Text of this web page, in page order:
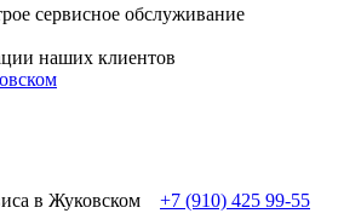
сервисное обслуживание
наших клиентов
+7 (910) 425 99-55